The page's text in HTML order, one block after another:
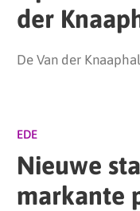
der
De Van der
EDE
Nieuwe
markante